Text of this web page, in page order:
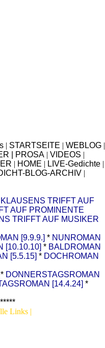
| STARTSEITE | WEBLOG|
PROSA| VIDEOS |
| HOME | LIVE-Gedichte |
BLOG-ARCHIV |
KLAUSENS TRIFFT AUF
AUF PROMINENTE
TRIFFT AUF MUSIKER
[9.9.9.] * NUNROMAN
[10.10.10] * BALDROMAN
[5.5.15] * DOCHROMAN
* DONNERSTAGSROMAN
[14.4.24] *
Links |